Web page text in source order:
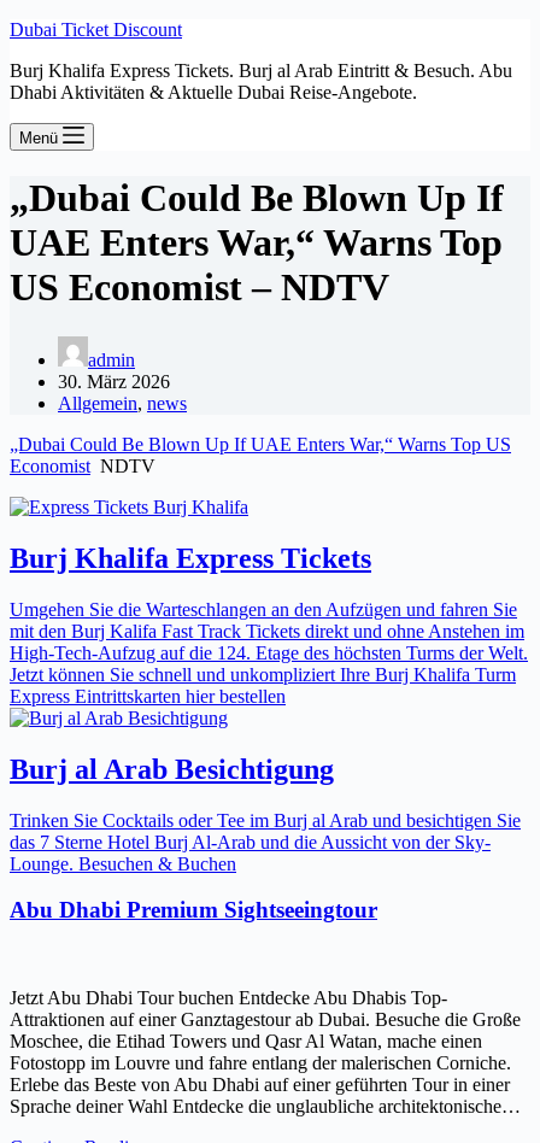
Dubai Ticket Discount
Burj Khalifa Express Tickets. Burj al Arab Eintritt & Besuch. Abu
Dhabi Aktivitäten & Aktuelle Dubai Reise-Angebote.
Menü
„Dubai Could Be Blown Up If
UAE Enters War,“ Warns Top
US Economist – NDTV
admin
30. März 2026
Allgemein, news
„Dubai Could Be Blown Up If UAE Enters War,“ Warns Top US
Economist NDTV
Burj Khalifa Express Tickets
Umgehen Sie die Warteschlangen an den Aufzügen und fahren Sie
mit den Burj Kalifa Fast Track Tickets direkt und ohne Anstehen im
High-Tech-Aufzug auf die 124. Etage des höchsten Turms der Welt.
Jetzt können Sie schnell und unkompliziert Ihre Burj Khalifa Turm
Express Eintrittskarten hier bestellen
Burj al Arab Besichtigung
Trinken Sie Cocktails oder Tee im Burj al Arab und besichtigen Sie
das 7 Sterne Hotel Burj Al-Arab und die Aussicht von der Sky-
Lounge. Besuchen & Buchen
Abu Dhabi Premium Sightseeingtour
Jetzt Abu Dhabi Tour buchen Entdecke Abu Dhabis Top-
Attraktionen auf einer Ganztagestour ab Dubai. Besuche die Große
Moschee, die Etihad Towers und Qasr Al Watan, mache einen
Fotostopp im Louvre und fahre entlang der malerischen Corniche.
Erlebe das Beste von Abu Dhabi auf einer geführten Tour in einer
Sprache deiner Wahl Entdecke die unglaubliche architektonische…